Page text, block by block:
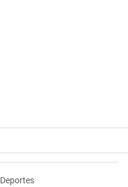
Deportes